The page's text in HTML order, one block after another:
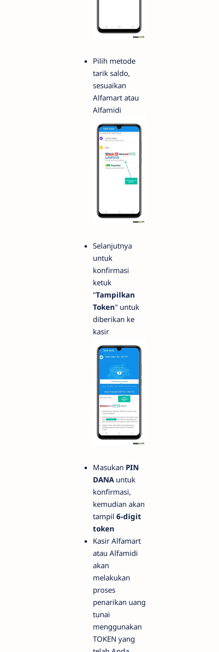
Pilih metode
tarik saldo,
sesuaikan
Alfamart atau
Alfamidi
Selanjutnya
untuk
konfirmasi
ketuk
"Tampilkan
Token" untuk
diberikan ke
kasir
Masukan PIN
DANA untuk
konfirmasi,
kemudian akan
tampil 6-digit
token
Kasir Alfamart
atau Alfamidi
akan
melakukan
proses
penarikan uang
tunai
menggunakan
TOKEN yang